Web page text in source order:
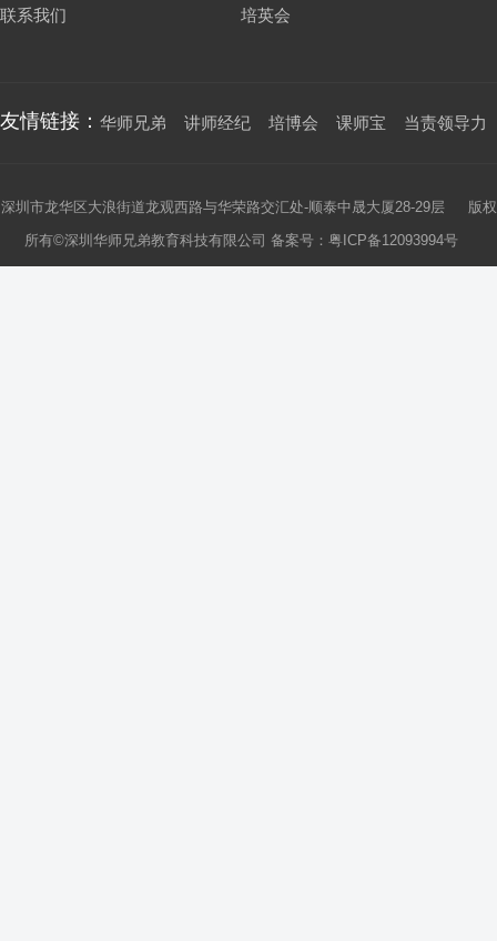
联系我们 培英会
友情链接： 华师兄弟 讲师经纪 培博会 课师宝 当责领导力
深圳市龙华区大浪街道龙观西路与华荣路交汇处-顺泰中晟大厦28-29层 版权
所有©深圳华师兄弟教育科技有限公司 备案号： 粤ICP备12093994号